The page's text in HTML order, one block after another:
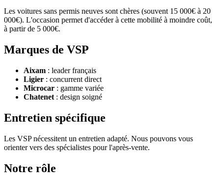
Les voitures sans permis neuves sont chères (souvent 15 000€ à 20
000€). L'occasion permet d'accéder à cette mobilité à moindre coût,
à partir de 5 000€.
Marques de VSP
Aixam : leader français
Ligier : concurrent direct
Microcar : gamme variée
Chatenet : design soigné
Entretien spécifique
Les VSP nécessitent un entretien adapté. Nous pouvons vous
orienter vers des spécialistes pour l'après-vente.
Notre rôle